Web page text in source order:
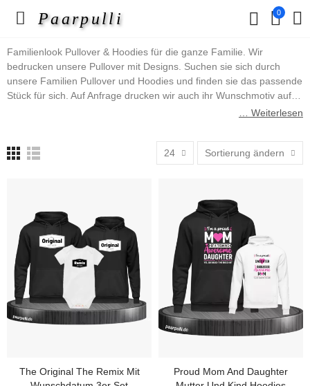
Paarpulli 0
Familienlook Pullover & Hoodies für die ganze Familie. Wir
bedrucken unsere Pullover mit Designs. Suchen sie sich durch
unsere Familien Pullover und Hoodies und finden sie das passende
Stück für sich. Auf Anfrage drucken wir auch ihr Wunschmotiv auf.
Schreiben sie uns einfach über das Kontaktformular an. In dieser
Pullover oder aber auch Pullover im King, Queen, Prince und
Princess Design, uvm.
Viel Spaß wünscht ihnen das Paarpulli Team.
… Weiterlesen
24 Sortierung ändern
The Original The Remix Mit
Proud Mom And Daughter